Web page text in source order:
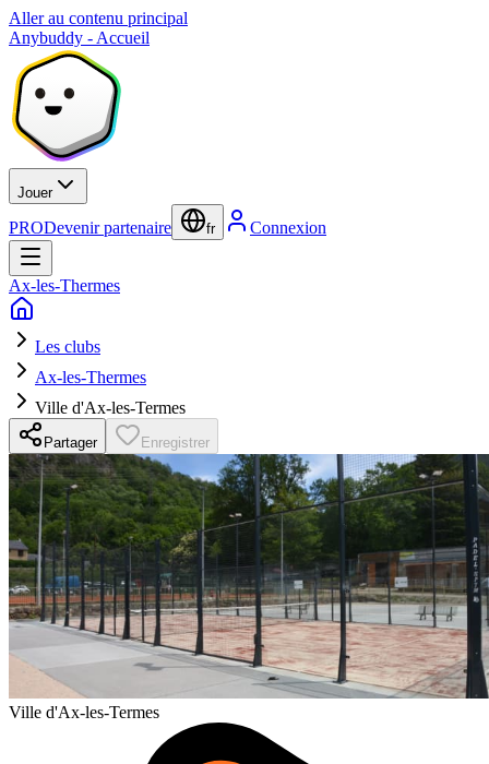
Aller au contenu principal
Anybuddy - Accueil
Jouer
PRODevenir partenaire fr Connexion
Ax-les-Thermes
Les clubs
Ax-les-Thermes
Ville d'Ax-les-Termes
Partager Enregistrer
Ville d'Ax-les-Termes